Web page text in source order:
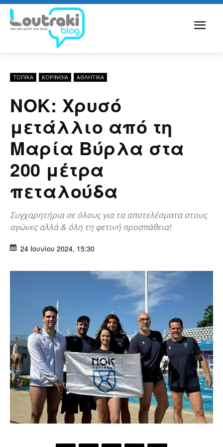
ΤΟΠΙΚΑ ΚΟΡΙΝΘΊΑ ΑΘΛΗΤΙΚΑ
ΝΟΚ: Χρυσό
μετάλλιο από τη
Μαρία Βύρλα στα
200 μέτρα
πεταλούδα
Συγχαρητήρια σε όλους για τα αποτελέσματα στους
αγώνες αλλά & όλη τη φετινή προσπάθεια!
24 Ιουνίου 2024, 15:30